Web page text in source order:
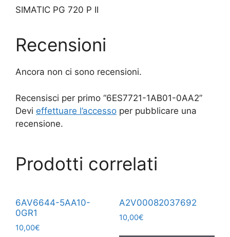
SIMATIC PG 720 P II
Recensioni
Ancora non ci sono recensioni.
Recensisci per primo “6ES7721-1AB01-0AA2”
Devi effettuare l’accesso per pubblicare una
recensione.
Prodotti correlati
6AV6644-5AA10-
0GR1
10,00€
A2V00082037692
10,00€